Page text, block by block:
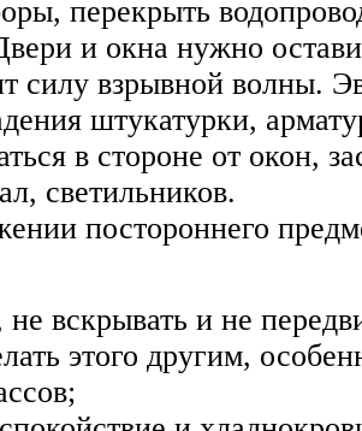
перекрыть
и окна нужно
силу взрывной волны.
штукатурки,
в стороне от окон,
светильников.
постороннего
не вскрывать и не
этого другим,